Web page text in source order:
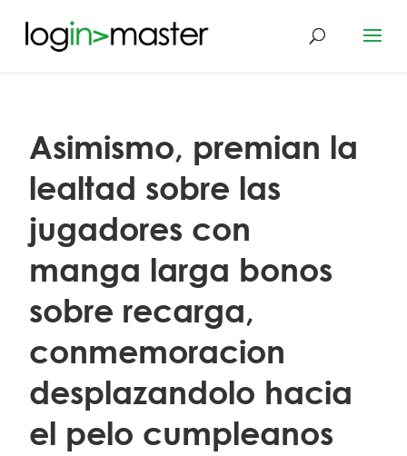
Asimismo, premian la
lealtad sobre las
jugadores con
manga larga bonos
sobre recarga,
conmemoracion
desplazandolo hacia
el pelo cumpleanos